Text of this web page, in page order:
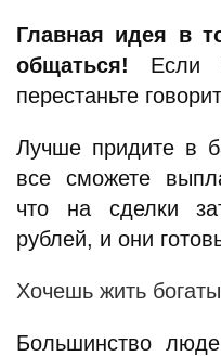
Главная идея в
общаться! Если
перестаньте
Лучше придите в
все сможете
что на сделки
рублей, и они
Хочешь жить
Большинство